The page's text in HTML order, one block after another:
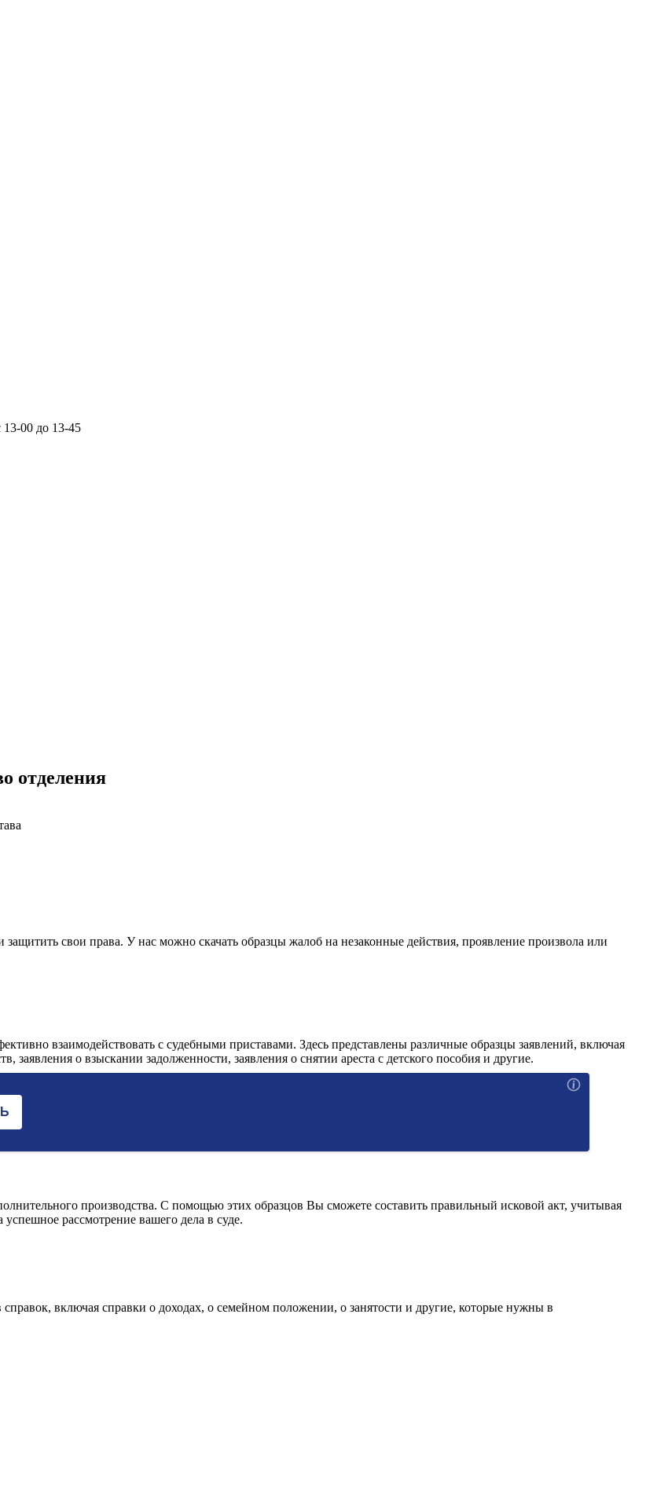
13-00 до 13-45
отделения
свои права. У нас можно скачать образцы жалоб на незаконные действия, проявление произвола или
взаимодействовать с судебными приставами. Здесь представлены различные образцы заявлений, включая
заявления о взыскании задолженности, заявления о снятии ареста с детского пособия и другие.
производства. С помощью этих образцов Вы сможете составить правильный исковой акт, учитывая
рассмотрение вашего дела в суде.
включая справки о доходах, о семейном положении, о занятости и другие, которые нужны в